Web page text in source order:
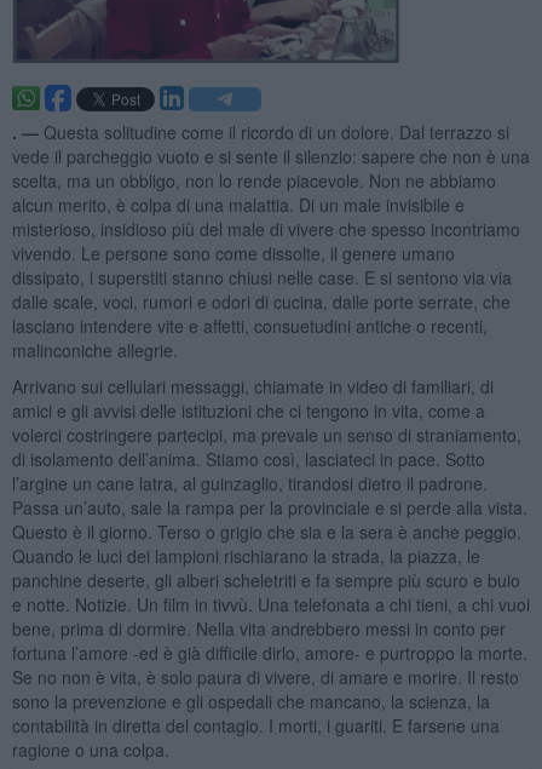
. — Questa solitudine come il ricordo di un dolore. Dal terrazzo si
vede il parcheggio vuoto e si sente il silenzio: sapere che non è una
scelta, ma un obbligo, non lo rende piacevole. Non ne abbiamo
alcun merito, è colpa di una malattia. Di un male invisibile e
misterioso, insidioso più del male di vivere che spesso incontriamo
vivendo. Le persone sono come dissolte, il genere umano
dissipato, i superstiti stanno chiusi nelle case. E si sentono via via
dalle scale, voci, rumori e odori di cucina, dalle porte serrate, che
lasciano intendere vite e affetti, consuetudini antiche o recenti,
malinconiche allegrie.
Arrivano sui cellulari messaggi, chiamate in video di familiari, di
amici e gli avvisi delle istituzioni che ci tengono in vita, come a
volerci costringere partecipi, ma prevale un senso di straniamento,
di isolamento dell’anima. Stiamo così, lasciateci in pace. Sotto
l’argine un cane latra, al guinzaglio, tirandosi dietro il padrone.
Passa un’auto, sale la rampa per la provinciale e si perde alla vista.
Questo è il giorno. Terso o grigio che sia e la sera è anche peggio.
Quando le luci dei lampioni rischiarano la strada, la piazza, le
panchine deserte, gli alberi scheletriti e fa sempre più scuro e buio
e notte. Notizie. Un film in tivvù. Una telefonata a chi tieni, a chi vuoi
bene, prima di dormire. Nella vita andrebbero messi in conto per
fortuna l’amore -ed è già difficile dirlo, amore- e purtroppo la morte.
Se no non è vita, è solo paura di vivere, di amare e morire. Il resto
sono la prevenzione e gli ospedali che mancano, la scienza, la
contabilità in diretta del contagio. I morti, i guariti. E farsene una
ragione o una colpa.